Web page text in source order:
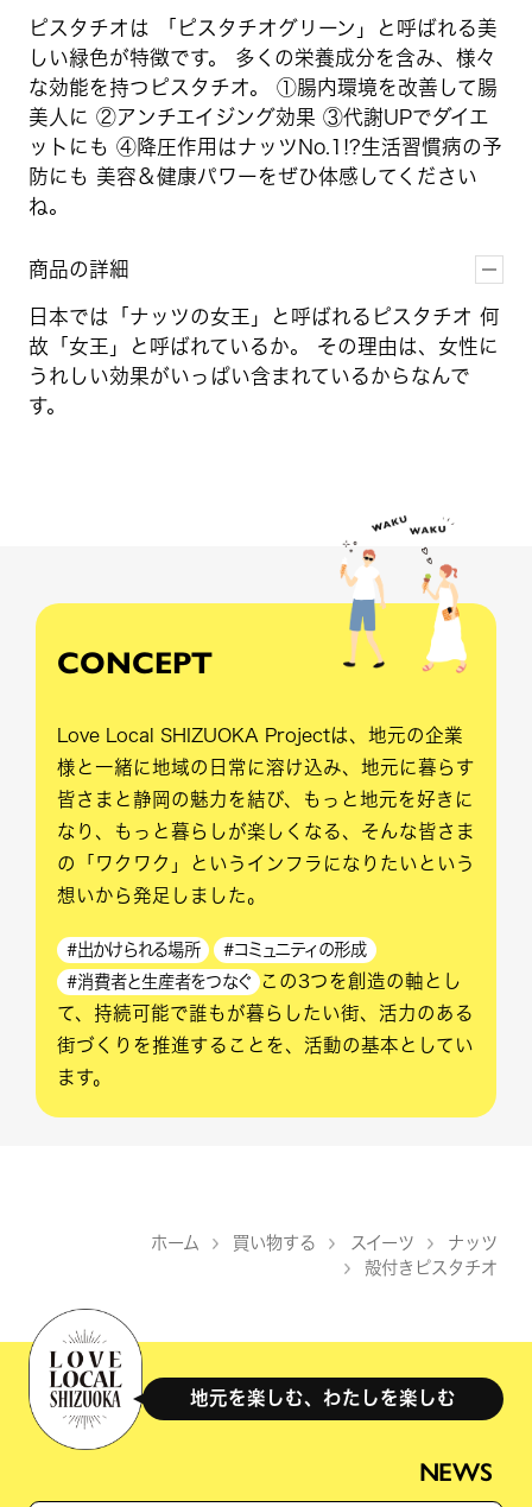
商品の詳細
日本では「ナッツの女王」と呼ばれるピスタチオ 何
故「女王」と呼ばれているか。 その理由は、女性に
うれしい効果がいっぱい含まれているからなんで
す。
ピスタチオは 「ピスタチオグリーン」と呼ばれる美
しい緑色が特徴です。 多くの栄養成分を含み、様々
な効能を持つピスタチオ。 ①腸内環境を改善して腸
美人に ②アンチエイジング効果 ③代謝UPでダイエ
ットにも ④降圧作用はナッツNo.1!?生活習慣病の予
防にも 美容＆健康パワーをぜひ体感してください
ね。
CONCEPT
Love Local SHIZUOKA Projectは、地元の企業
様と一緒に地域の日常に溶け込み、地元に暮らす
皆さまと静岡の魅力を結び、もっと地元を好きに
なり、もっと暮らしが楽しくなる、そんな皆さま
の「ワクワク」というインフラになりたいという
想いから発足しました。
#出かけられる場所
#コミュニティの形成
#消費者と生産者をつなぐ この3つを創造の軸とし
て、持続可能で誰もが暮らしたい街、活力のある
街づくりを推進することを、活動の基本としてい
ます。
ホーム 買い物する スイーツ ナッツ
殻付きピスタチオ
地元を楽しむ、わたしを楽しむ
NEWS